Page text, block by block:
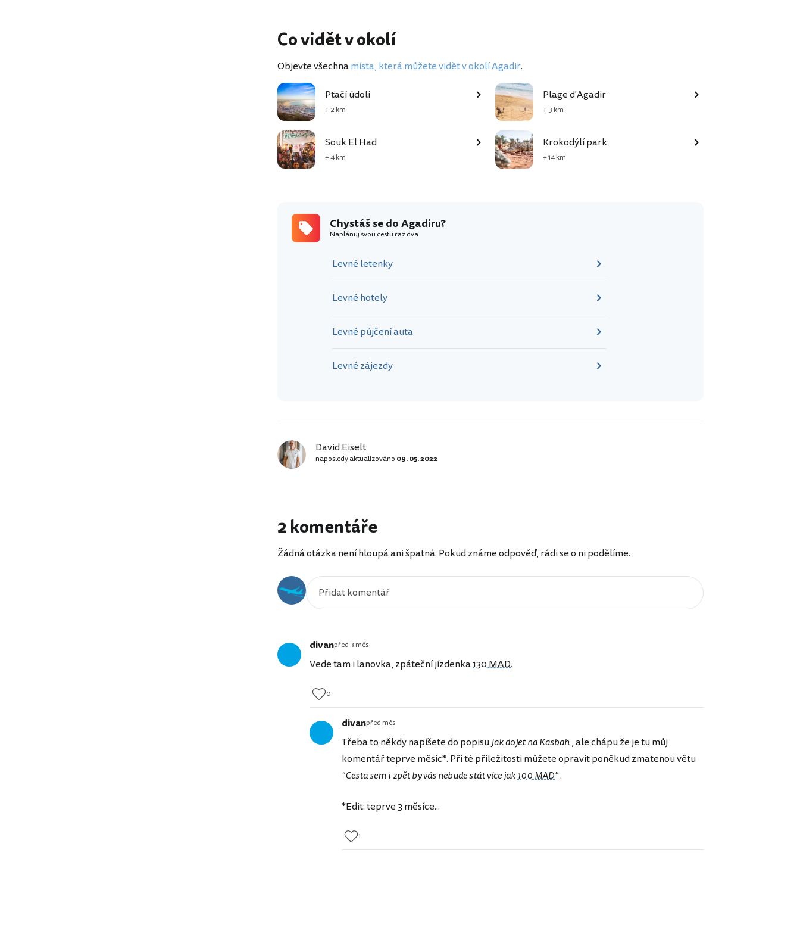
Co vidět v okolí
Objevte všechnamísta, která můžete vidět v okolí Agadir.
Ptačí údolí
+ 2 km
Plage d'Agadir
+ 3 km
Souk El Had
+ 4 km
Krokodýlí park
+ 14 km
Chystáš se do Agadiru?
Naplánuj svou cestu raz dva
Levné letenky
Levné hotely
Levné půjčení auta
Levné zájezdy
David Eiselt
naposledy aktualizováno 09. 05. 2022
2 komentáře
Žádná otázka není hloupá ani špatná. Pokud známe odpověď, rádi se o ni podělíme.
divanpřed 3 měs
Vede tam i lanovka, zpáteční jízdenka130 MAD.
0
divanpřed měs
Třeba to někdy napíšete do popisuJak dojet na Kasbah, ale chápu že je tu můj
komentář teprve měsíc*. Při té příležitosti můžete opravit poněkud zmatenou větu
"Cesta sem i zpět by vás nebude stát více jak100 MAD".
*Edit: teprve 3 měsíce...
1